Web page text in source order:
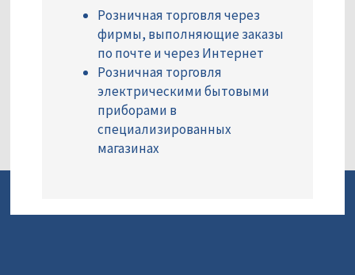
Розничная торговля через
фирмы, выполняющие заказы
по почте и через Интернет
Розничная торговля
электрическими бытовыми
приборами в
специализированных
магазинах